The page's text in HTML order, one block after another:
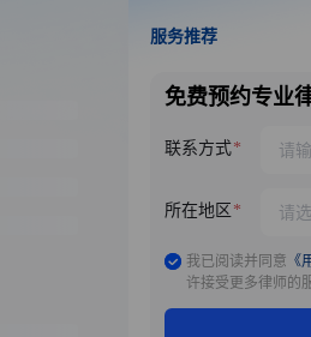
服务推荐
免费预约专业
联系方式
所在地区
我已阅读并同意 《
许接受更多律师的